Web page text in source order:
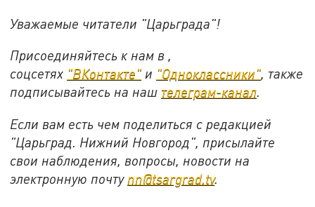
Уважаемые читатели "Царьграда"!
Присоединяйтесь к нам в ,
соцсетях "ВКонтакте" и "Одноклассники", также
подписывайтесь на наш телеграм-канал.
Если вам есть чем поделиться с редакцией
"Царьград. Нижний Новгород", присылайте
свои наблюдения, вопросы, новости на
электронную почту nn@tsargrad.tv.